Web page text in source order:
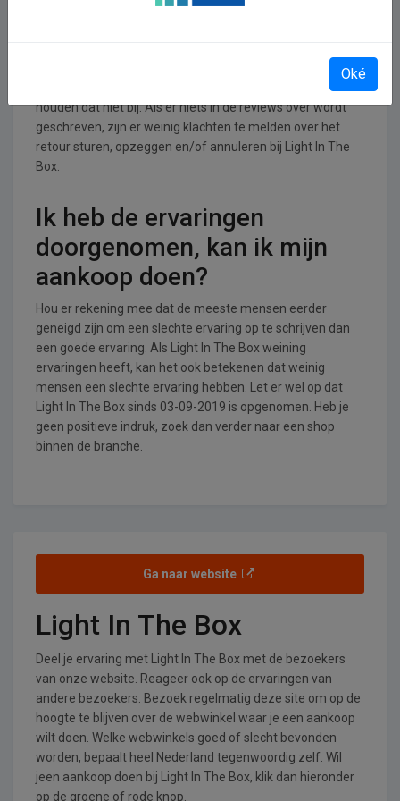
annuleren bij Light In The
omgaat met retouren en annuleringen/opzeggingen. Wij
houden dat niet bij. Als er niets in de reviews over wordt
geschreven, zijn er weinig klachten te melden over het
retour sturen, opzeggen en/of annuleren bij Light In The
Box.
Ik heb de ervaringen
doorgenomen, kan ik mijn
aankoop doen?
Hou er rekening mee dat de meeste mensen eerder
geneigd zijn om een slechte ervaring op te schrijven dan
een goede ervaring. Als Light In The Box weining
ervaringen heeft, kan het ook betekenen dat weinig
mensen een slechte ervaring hebben. Let er wel op dat
Light In The Box sinds 03-09-2019 is opgenomen. Heb je
geen positieve indruk, zoek dan verder naar een shop
binnen de branche.
Ga naar website
Light In The Box
Deel je ervaring met Light In The Box met de bezoekers
van onze website. Reageer ook op de ervaringen van
andere bezoekers. Bezoek regelmatig deze site om op de
hoogte te blijven over de webwinkel waar je een aankoop
wilt doen. Welke webwinkels goed of slecht bevonden
worden, bepaalt heel Nederland tegenwoordig zelf. Wil
jeen aankoop doen bij Light In The Box, klik dan hieronder
op de groene of rode knop.
Oké